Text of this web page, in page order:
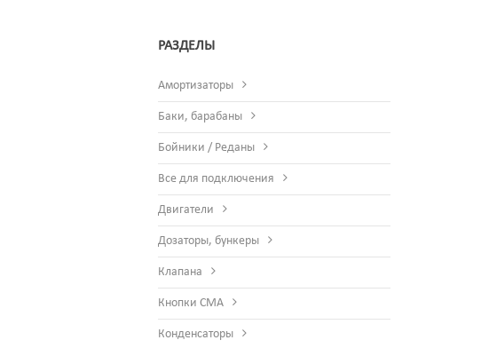
РАЗДЕЛЫ
Амортизаторы
Баки, барабаны
Бойники / Реданы
Все для подключения
Двигатели
Дозаторы, бункеры
Клапана
Кнопки СМА
Конденсаторы